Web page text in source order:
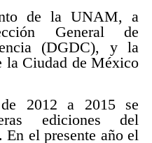
de la UNAM, a
General de
(DGDC), y la
la Ciudad de México
2012 a 2015 se
ediciones del
En el presente año el